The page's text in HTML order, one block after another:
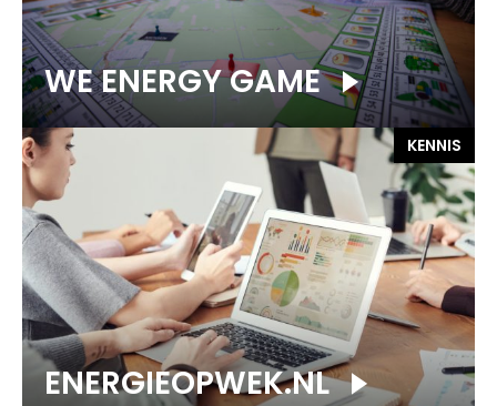
WE ENERGY GAME
KENNIS
ENERGIEOPWEK.NL